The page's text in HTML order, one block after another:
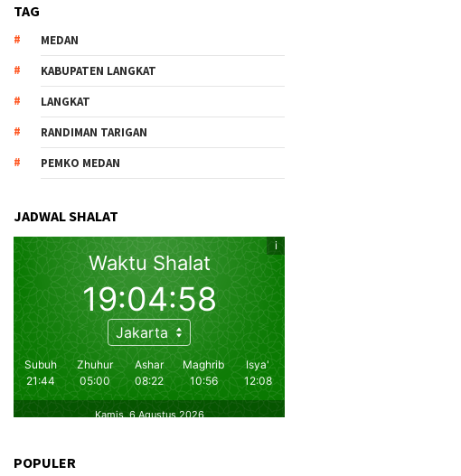
TAG
MEDAN
KABUPATEN LANGKAT
LANGKAT
RANDIMAN TARIGAN
PEMKO MEDAN
JADWAL SHALAT
POPULER